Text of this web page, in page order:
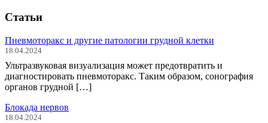
Статьи
Пневмоторакс и другие патологии грудной клетки
18.04.2024
Ультразвуковая визуализация может предотвратить и
диагностировать пневмоторакс. Таким образом, сонография
органов грудной […]
Блокада нервов
18.04.2024